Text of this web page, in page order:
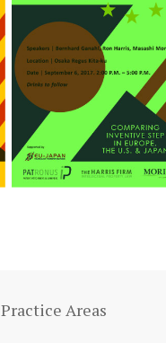
Practice Areas